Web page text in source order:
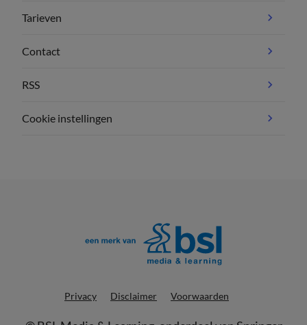
Tarieven
Contact
RSS
Cookie instellingen
Privacy Disclaimer Voorwaarden